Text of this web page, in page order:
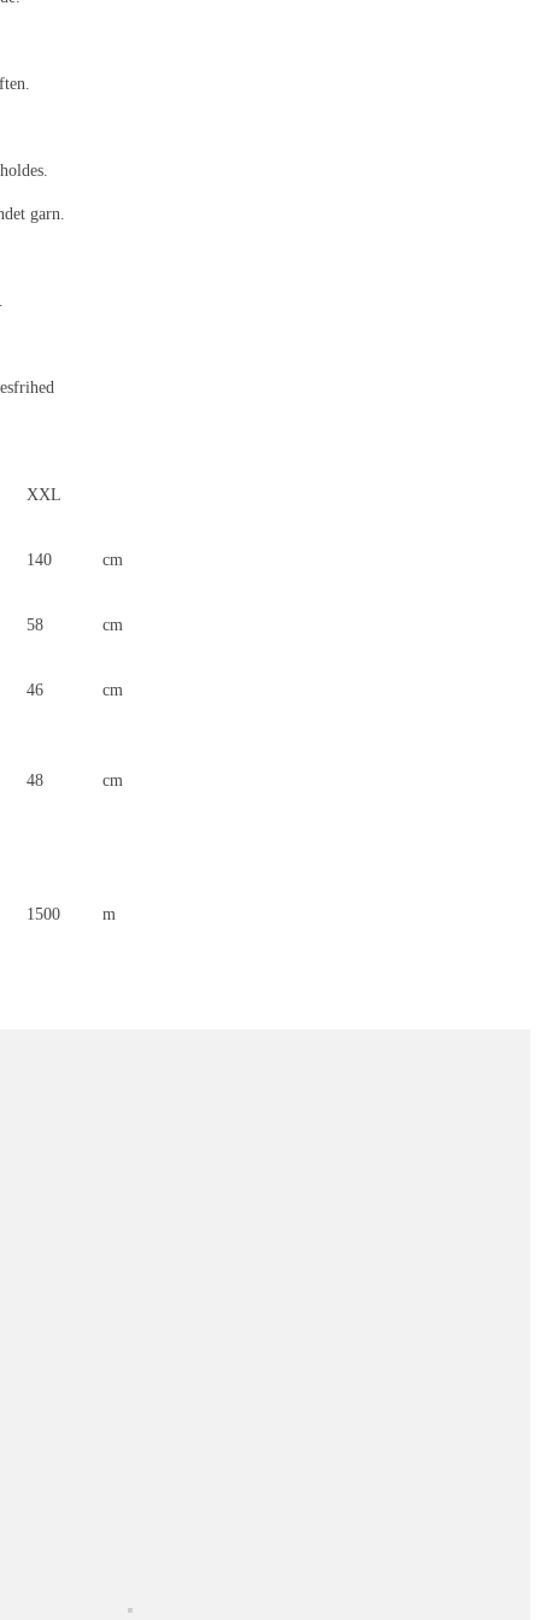
garn.
XXL
140 cm
58 cm
46 cm
48 cm
1500 m